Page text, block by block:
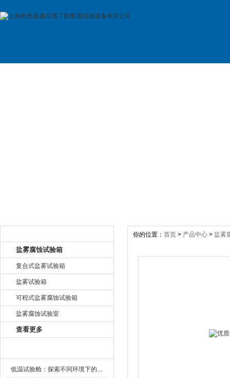
盐雾腐蚀试验箱
复合式盐雾试验箱
盐雾试验箱
可程式盐雾腐蚀试验箱
盐雾腐蚀试验室
查看更多
低温试验舱：探索不同环境下的科技边界
你的位置： 首页 > 产品中心 > 盐雾